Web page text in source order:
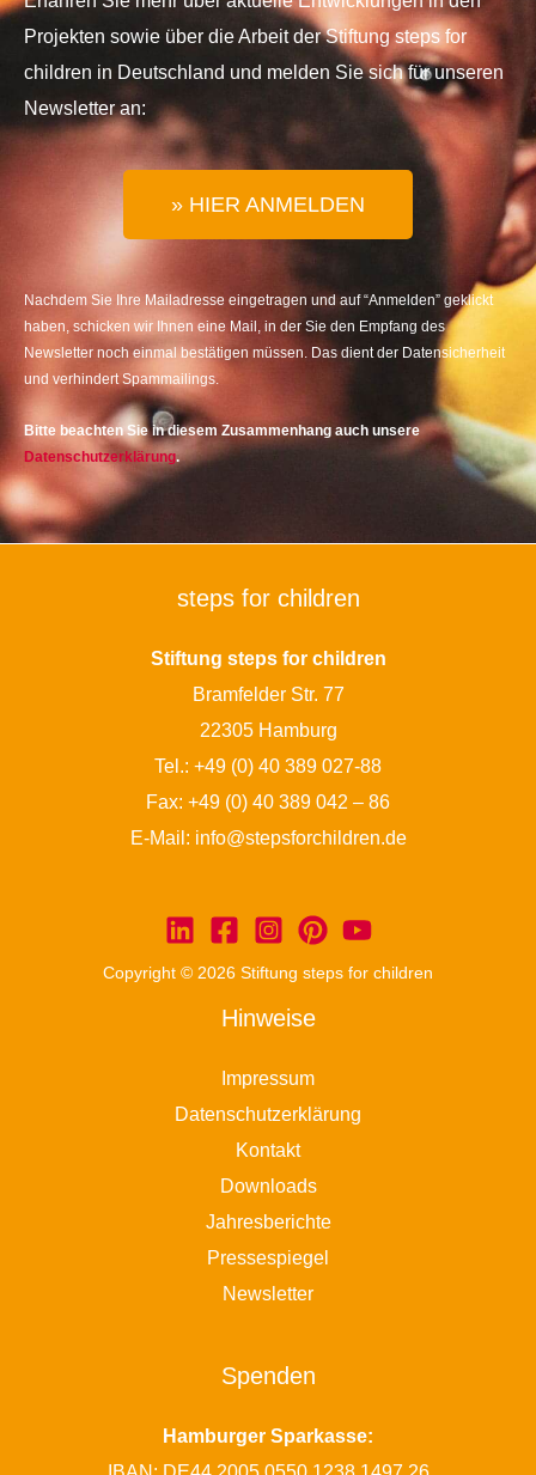
Projekten sowie über die Arbeit der Stiftung steps for
children in Deutschland und melden Sie sich für unseren
Newsletter an:
» HIER ANMELDEN
Nachdem Sie Ihre Mailadresse eingetragen und auf “Anmelden” geklickt
haben, schicken wir Ihnen eine Mail, in der Sie den Empfang des
Newsletter noch einmal bestätigen müssen. Das dient der Datensicherheit
und verhindert Spammailings.
Bitte beachten Sie in diesem Zusammenhang auch unsere
Datenschutzerklärung.
steps for children
Stiftung steps for children
Bramfelder Str. 77
22305 Hamburg
Tel.: +49 (0) 40 389 027-88
Fax: +49 (0) 40 389 042 – 86
E-Mail: info@stepsforchildren.de
Copyright © 2026 Stiftung steps for children
Hinweise
Impressum
Datenschutzerklärung
Kontakt
Downloads
Jahresberichte
Pressespiegel
Newsletter
Spenden
Hamburger Sparkasse: